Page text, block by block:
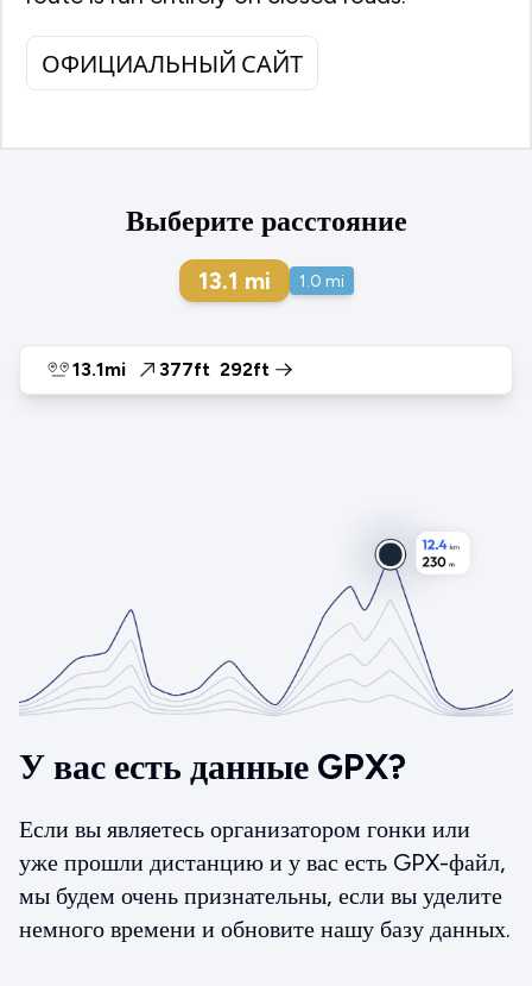
ОФИЦИАЛЬНЫЙ САЙТ
Выберите расстояние
13.1 mi 1.0 mi
13.1mi 377ft 292ft
У вас есть данные GPX?
Если вы являетесь организатором гонки или
уже прошли дистанцию и у вас есть GPX-файл,
мы будем очень признательны, если вы уделите
немного времени и обновите нашу базу данных.